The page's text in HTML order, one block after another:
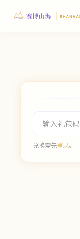
兑换需先登录。